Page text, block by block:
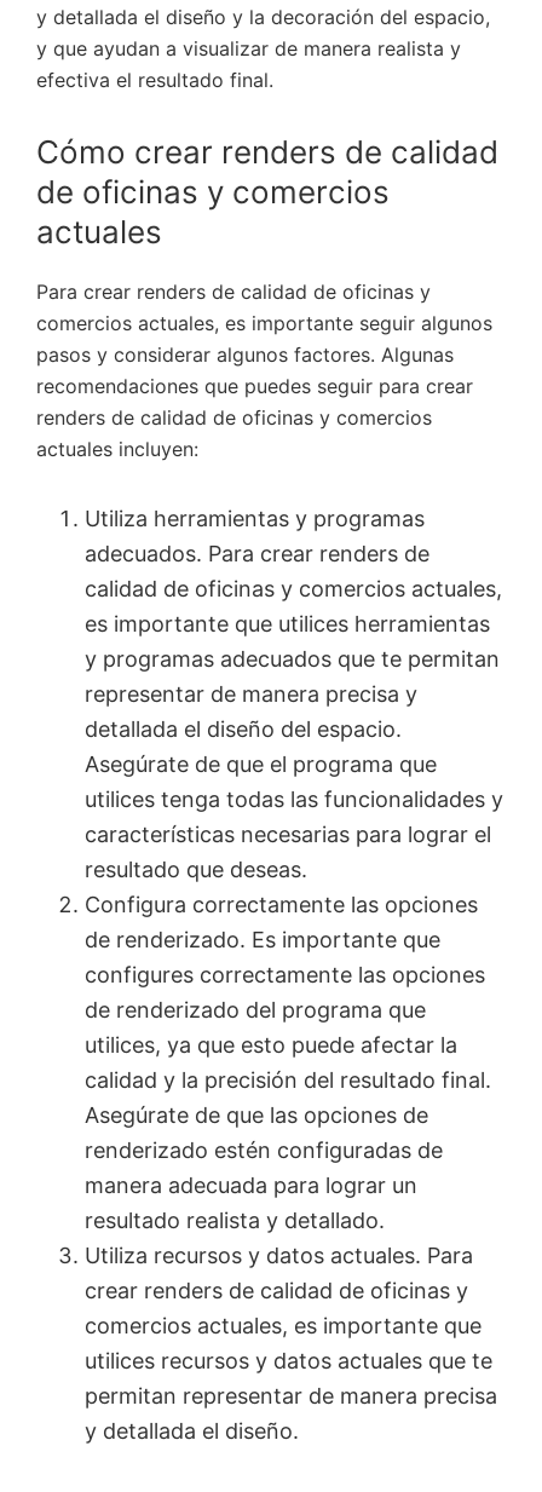
y detallada el diseño y la decoración del espacio,
y que ayudan a visualizar de manera realista y
efectiva el resultado final.
Cómo crear renders de calidad
de oficinas y comercios
actuales
Para crear renders de calidad de oficinas y
comercios actuales, es importante seguir algunos
pasos y considerar algunos factores. Algunas
recomendaciones que puedes seguir para crear
renders de calidad de oficinas y comercios
actuales incluyen:
Utiliza herramientas y programas
adecuados. Para crear renders de
calidad de oficinas y comercios actuales,
es importante que utilices herramientas
y programas adecuados que te permitan
representar de manera precisa y
detallada el diseño del espacio.
Asegúrate de que el programa que
utilices tenga todas las funcionalidades y
características necesarias para lograr el
resultado que deseas.
Configura correctamente las opciones
de renderizado. Es importante que
configures correctamente las opciones
de renderizado del programa que
utilices, ya que esto puede afectar la
calidad y la precisión del resultado final.
Asegúrate de que las opciones de
renderizado estén configuradas de
manera adecuada para lograr un
resultado realista y detallado.
Utiliza recursos y datos actuales. Para
crear renders de calidad de oficinas y
comercios actuales, es importante que
utilices recursos y datos actuales que te
permitan representar de manera precisa
y detallada el diseño.